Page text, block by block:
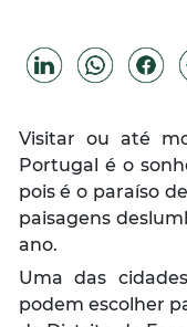
Visitar ou até
Portugal é o
pois é o paraíso
paisagens
ano.
Uma das
podem escolher